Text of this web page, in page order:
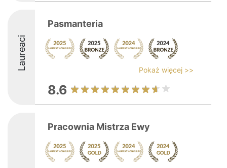
Laureaci
Pasmanteria
Pokaż więcej >>
8.6
Pracownia Mistrza Ewy